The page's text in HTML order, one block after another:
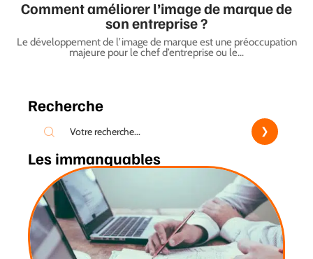
Comment améliorer l’image de marque de
son entreprise ?
Le développement de l’image de marque est une préoccupation
majeure pour le chef d’entreprise ou le…
Recherche
Les immanquables